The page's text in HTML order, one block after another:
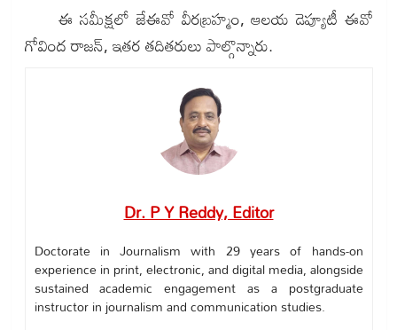
ఈ స‌మీక్ష‌లో జేఈవో వీరబ్రహ్మం, ఆల‌య డెప్యూటీ ఈవో
గోవింద రాజన్, ఇతర త‌దిత‌రులు పాల్గొన్నారు.
Dr. P Y Reddy, Editor
Doctorate in Journalism with 29 years of hands-on
experience in print, electronic, and digital media, alongside
sustained academic engagement as a postgraduate
instructor in journalism and communication studies.